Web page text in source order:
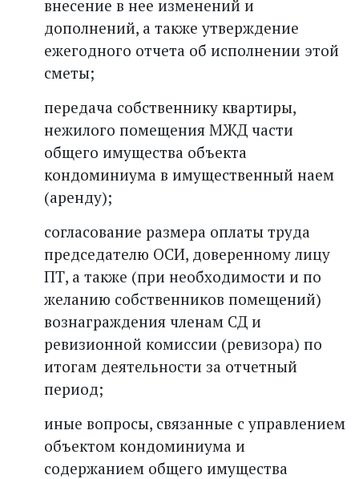
внесение в нее изменений и
дополнений, а также утверждение
ежегодного отчета об исполнении этой
сметы;
передача собственнику квартиры,
нежилого помещения МЖД части
общего имущества объекта
кондоминиума в имущественный наем
(аренду);
согласование размера оплаты труда
председателю ОСИ, доверенному лицу
ПТ, а также (при необходимости и по
желанию собственников помещений)
возна­граждения членам СД и
ревизионной комиссии (ревизора) по
итогам деятельности за отчетный
период;
иные вопросы, связанные с управлением
объектом кондоминиума и
содержанием общего имущества